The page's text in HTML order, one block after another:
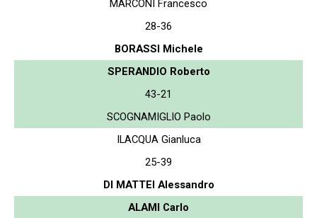
MARCONI Francesco
28-36
BORASSI Michele
SPERANDIO Roberto
43-21
SCOGNAMIGLIO Paolo
ILACQUA Gianluca
25-39
DI MATTEI Alessandro
ALAMI Carlo